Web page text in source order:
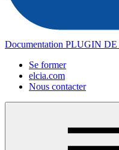
Documentation PLUGIN
Se former
elcia.com
Nous contacter